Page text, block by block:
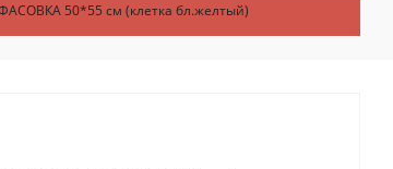
50*55 см (клетка бл.желтый)